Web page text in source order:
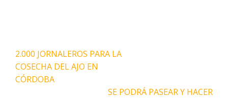
Navegación
de
entradas
2.000 JORNALEROS PARA LA
COSECHA DEL AJO EN
CÓRDOBA
SE PODRÁ PASEAR Y HACER